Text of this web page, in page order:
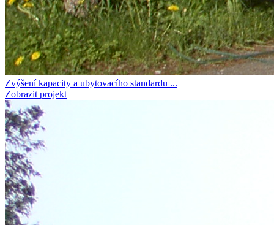
Zvýšení kapacity a ubytovacího standardu ...
Zobrazit projekt